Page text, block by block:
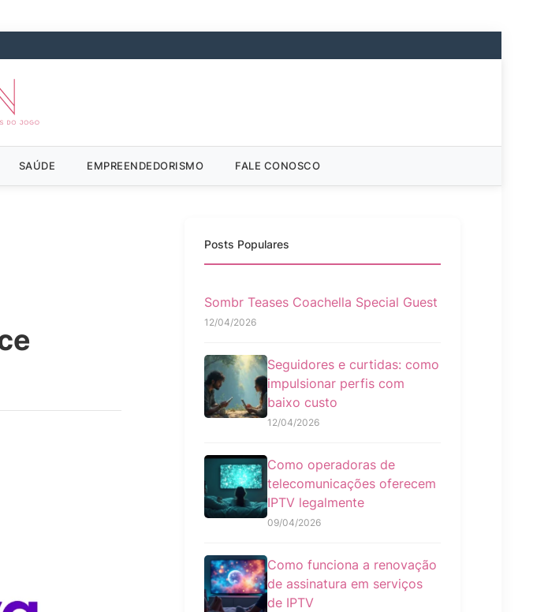
SAÚDE EMPREENDEDORISMO FALE CONOSCO
Posts Populares
Sombr Teases Coachella Special Guest
12/04/2026
Seguidores e curtidas: como
impulsionar perfis com
baixo custo
12/04/2026
Como operadoras de
telecomunicações oferecem
IPTV legalmente
09/04/2026
Como funciona a renovação
de assinatura em serviços
de IPTV